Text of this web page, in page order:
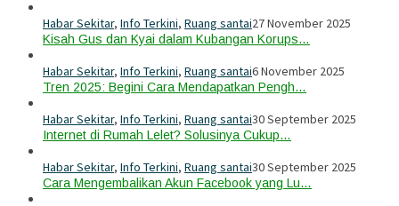
Habar Sekitar, Info Terkini, Ruang santai27 November 2025
Kisah Gus dan Kyai dalam Kubangan Korups…
Habar Sekitar, Info Terkini, Ruang santai6 November 2025
Tren 2025: Begini Cara Mendapatkan Pengh…
Habar Sekitar, Info Terkini, Ruang santai30 September 2025
Internet di Rumah Lelet? Solusinya Cukup…
Habar Sekitar, Info Terkini, Ruang santai30 September 2025
Cara Mengembalikan Akun Facebook yang Lu…